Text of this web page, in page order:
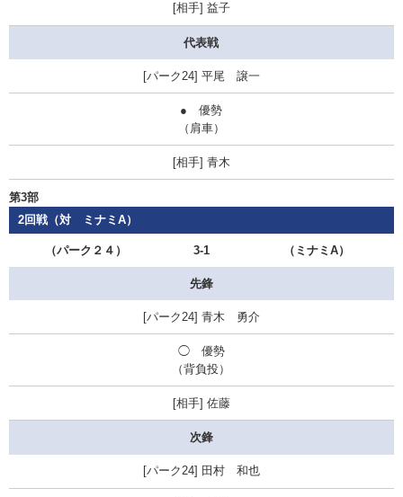
益子
代表戦
平尾 譲一
● 優勢
（肩車）
青木
第3部
2回戦（対 ミナミA）
（パーク２４） 3-1 （ミナミA）
先鋒
青木 勇介
◯優勢
（背負投）
佐藤
次鋒
田村 和也